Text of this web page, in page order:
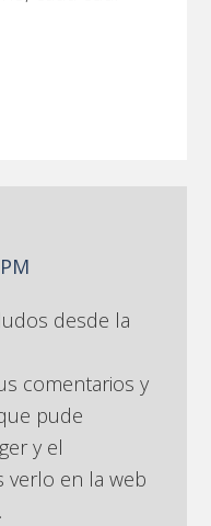
desde la
comentarios y
pude
y el
verlo en la web